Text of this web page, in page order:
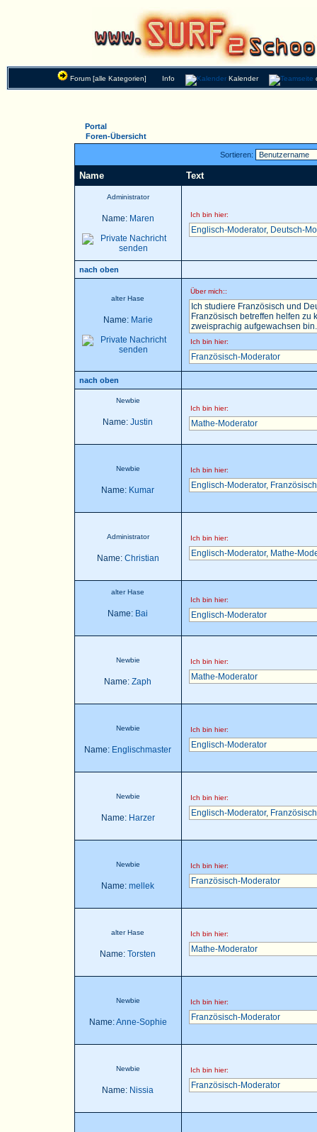
Forum [alle Kategorien] Info Kalender
Portal
Foren-Übersicht
Sortieren:
Name Text
Administrator
Name: Maren Ich bin hier:
Englisch-Moderator, Deutsch-
nach oben
alter Hase
Name: Marie
Über mich::
Ich studiere Französisch und
Französisch betreffen helfen zu
zweisprachig aufgewachsen
Ich bin hier:
Französisch-Moderator
nach oben
Newbie
Name: Justin
Ich bin hier:
Mathe-Moderator
Newbie
Name: Kumar
Ich bin hier:
Englisch-Moderator,
Administrator
Name: Christian
Ich bin hier:
Englisch-Moderator, Mathe-
alter Hase
Name: Bai
Ich bin hier:
Englisch-Moderator
Newbie
Name: Zaph
Ich bin hier:
Mathe-Moderator
Newbie
Name: Englischmaster
Ich bin hier:
Englisch-Moderator
Newbie
Name: Harzer
Ich bin hier:
Englisch-Moderator,
Newbie
Name: mellek
Ich bin hier:
Französisch-Moderator
alter Hase
Name: Torsten
Ich bin hier:
Mathe-Moderator
Newbie
Name:Anne-Sophie
Ich bin hier:
Französisch-Moderator
Newbie
Name: Nissia
Ich bin hier:
Französisch-Moderator